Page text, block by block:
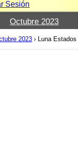
Sesión
Octubre 2023
2023 › Luna